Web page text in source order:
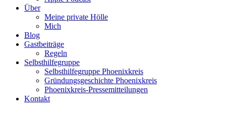
Über
Meine private Hölle
Mich
Blog
Gastbeiträge
Regeln
Selbsthilfegruppe
Selbsthilfegruppe Phoenixkreis
Gründungsgeschichte Phoenixkreis
Phoenixkreis-Pressemitteilungen
Kontakt